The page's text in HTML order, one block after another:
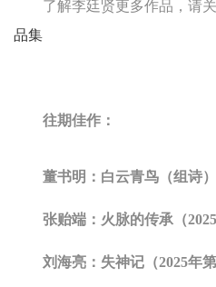
了解李廷贤更多作品，请
品集
往期佳作：
董书明：白云青鸟（组诗）
张贻端：火脉的传承（2025
刘海亮：失神记（2025年第